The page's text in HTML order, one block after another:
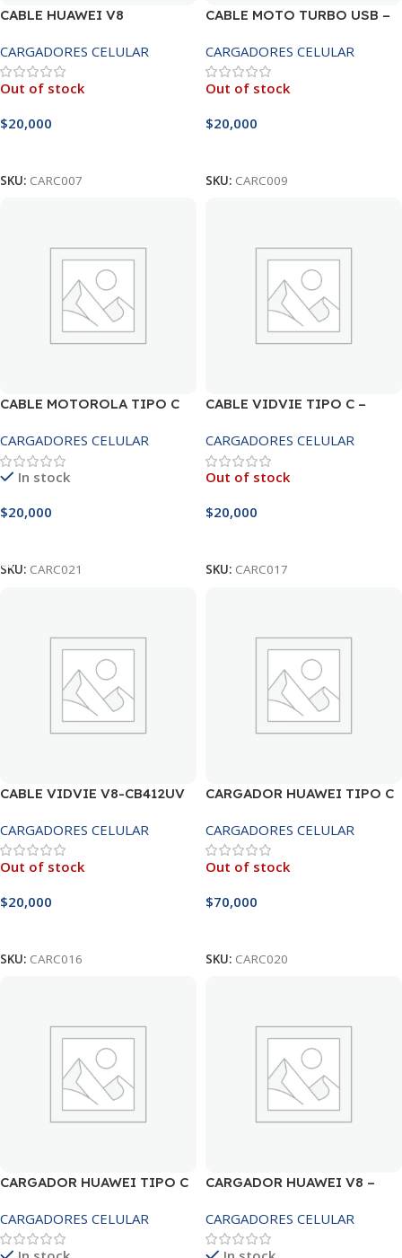
CABLE HUAWEI V8
CARGADORES CELULAR
Out of stock
$20,000
SKU: CARC007
CABLE MOTO TURBO USB –
CARGADORES CELULAR
Out of stock
$20,000
SKU: CARC009
CABLE MOTOROLA TIPO C
CARGADORES CELULAR
In stock
$20,000
SKU: CARC021
CABLE VIDVIE TIPO C –
CARGADORES CELULAR
Out of stock
$20,000
SKU: CARC017
CABLE VIDVIE V8-CB412UV
CARGADORES CELULAR
Out of stock
$20,000
SKU: CARC016
CARGADOR HUAWEI TIPO C
CARGADORES CELULAR
Out of stock
$70,000
SKU: CARC020
CARGADOR HUAWEI TIPO C
CARGADORES CELULAR
CARGADOR HUAWEI V8 –
CARGADORES CELULAR